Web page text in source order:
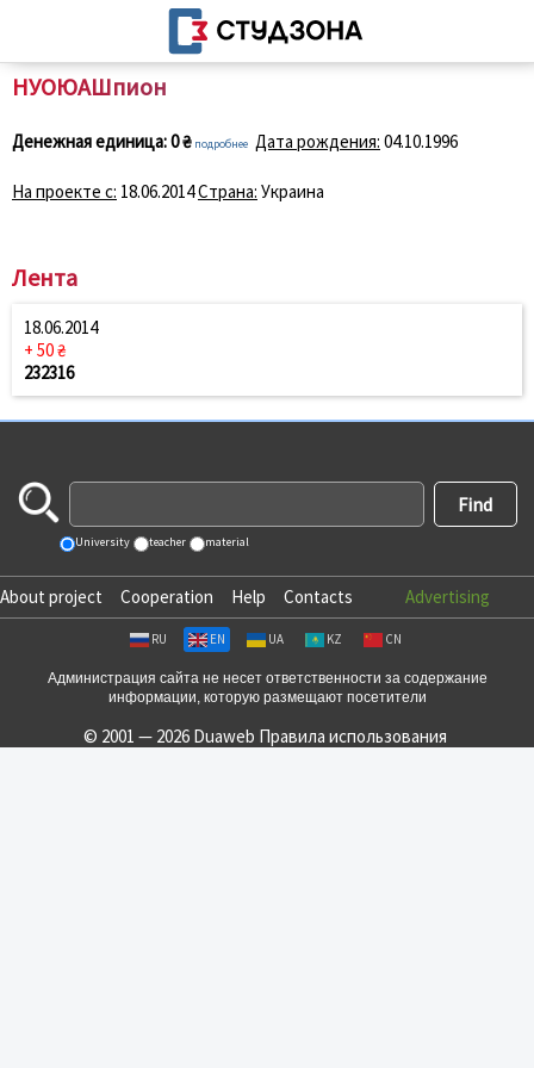
НУОЮАШпион
Денежная единица:0 ₴ подробнее Дата рождения: 04.10.1996
На проекте с: 18.06.2014Страна: Украина
Лента
18.06.2014
+ 50 ₴
232316
University teacher material
About project Cooperation Help Contacts Advertising
RU EN UA KZ CN
Администрация сайта не несет ответственности за содержание
информации, которую размещают посетители
© 2001 — 2026 Duaweb Правила использования